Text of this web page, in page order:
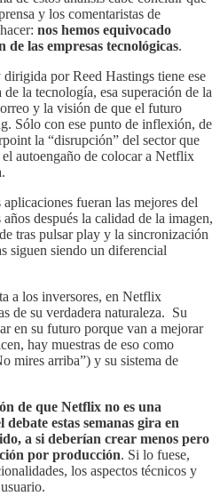
y los comentaristas de
nos hemos equivocado
las empresas tecnológicas.
por Reed Hastings tiene ese
la tecnología, esa superación de la
y la visión de que el futuro
Sólo con ese punto de inflexión, de
la “disrupción” del sector que
autoengaño de colocar a Netflix
fueran las mejores del
después la calidad de la imagen,
tras pulsar play y la sincronización
siguen siendo un diferencial
a los inversores, en Netflix
de su verdadera naturaleza. Su
en su futuro porque van a mejorar
hay muestras de eso como
mires arriba”) y su sistema de
de que Netflix no es una
debate estas semanas gira en
a si deberían crear menos pero
por producción. Si lo fuese,
los aspectos técnicos y